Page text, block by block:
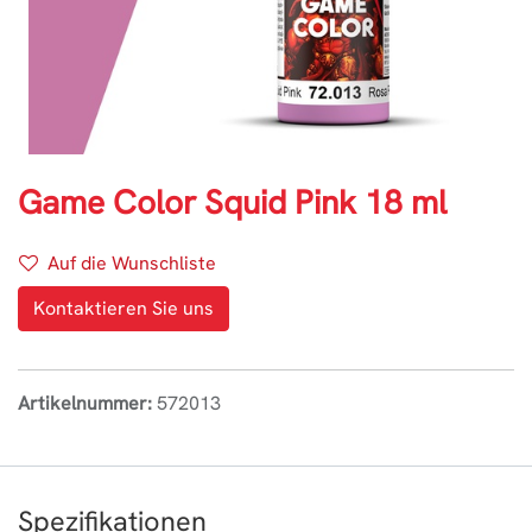
Game Color Squid Pink 18 ml
Auf die Wunschliste
Kontaktieren Sie uns
Artikelnummer:572013
Spezifikationen